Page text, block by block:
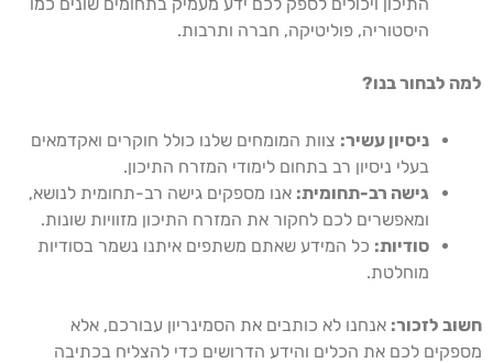
היסטוריה, פוליטיקה, חברה ותרבות.
למה לבחור בנו?
ניסיון עשיר: צוות המומחים שלנו כולל חוקרים ואקדמאים
בעלי ניסיון רב בתחום לימודי המזרח התיכון.
גישה רב-תחומית: אנו מספקים גישה רב-תחומית לנושא,
ומאפשרים לכם לחקור את המזרח התיכון מזוויות שונות.
סודיות: כל המידע שאתם משתפים איתנו נשמר בסודיות
מוחלטת.
חשוב לזכור: אנחנו לא כותבים את הסמינריון עבורכם, אלא
מספקים לכם את הכלים והידע הדרושים כדי להצליח בכתיבה